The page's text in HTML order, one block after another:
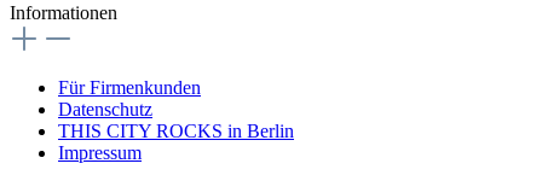
Informationen
Für Firmenkunden
Datenschutz
THIS CITY ROCKS in Berlin
Impressum